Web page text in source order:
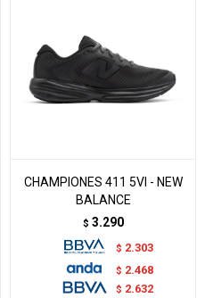
CHAMPIONES 411 5VI - NEW
BALANCE
$ 3.290
$ 2.303
$ 2.468
$ 2.632